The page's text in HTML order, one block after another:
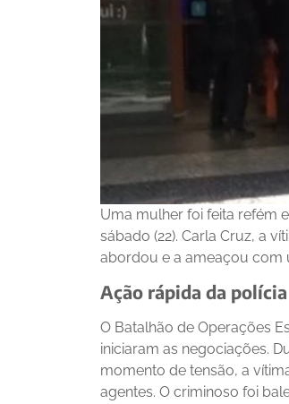
Uma mulher foi feita refém
sábado (22). Carla Cruz, a
abordou e a ameaçou com
Ação rápida da polícia
O Batalhão de Operações
iniciaram as negociações.
momento de tensão, a
agentes. O criminoso foi